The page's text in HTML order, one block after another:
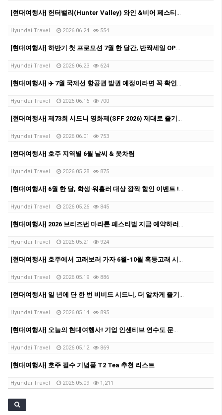
Hyundai Travel 2026.06.24 554
Hyundai Travel 2026.06.23 624
Hyundai Travel 2026.06.16 700
Hyundai Travel 2026.06.01 753
[현대여행사] 호주 지역별 6월 날씨 & 옷차림
Hyundai Travel 2026.05.28 875
Hyundai Travel 2026.05.26 845
Hyundai Travel 2026.05.21 924
Hyundai Travel 2026.05.19 886
Hyundai Travel 2026.05.14 895
Hyundai Travel 2026.05.12 869
[현대여행사] 호주 필수 기념품 T2 Tea 추천 리스트
Hyundai Travel 2026.05.09 1,211